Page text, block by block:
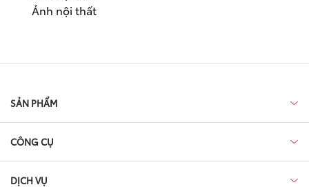
Ảnh nội thất
SẢN PHẨM
CÔNG CỤ
DỊCH VỤ